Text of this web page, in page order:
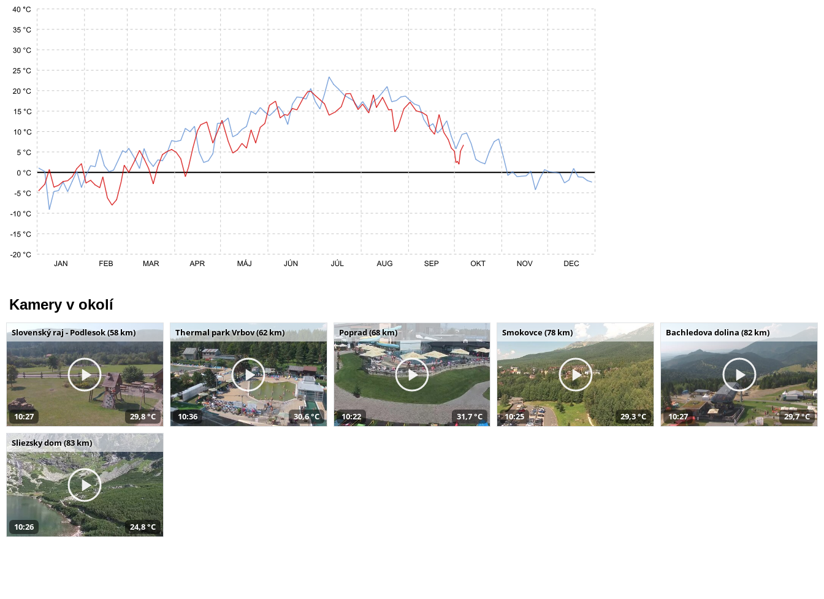
Kamery v okolí
Slovenský raj - Podlesok (58 km)
10:27 29,8 °C
Thermal park Vrbov (62 km)
10:36 30,6 °C
Poprad (68 km)
10:22 31,7 °C
Smokovce (78 km)
10:25 29,3 °C
Bachledova dolina (82 km)
10:27 29,7 °C
Sliezsky dom (83 km)
10:26 24,8 °C